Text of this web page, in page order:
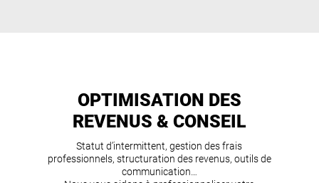
OPTIMISATION DES
REVENUS & CONSEIL
Statut d’intermittent, gestion des frais
professionnels, structuration des revenus, outils de
communication…